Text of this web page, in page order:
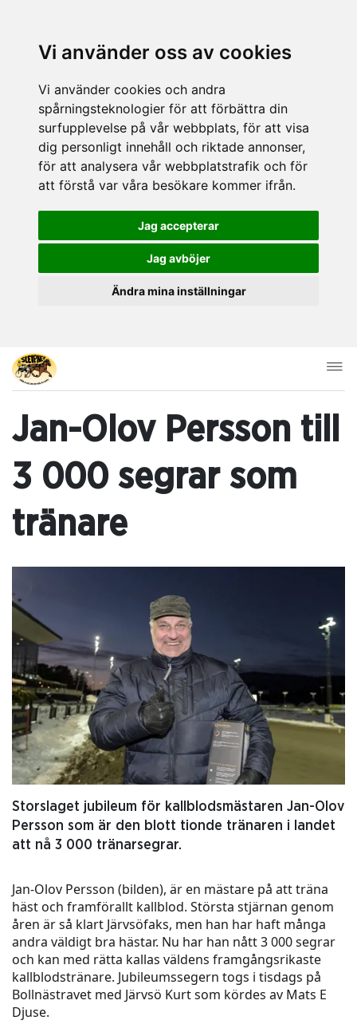
Vi använder oss av cookies
Vi använder cookies och andra
spårningsteknologier för att förbättra din
surfupplevelse på vår webbplats, för att visa
dig personligt innehåll och riktade annonser,
för att analysera vår webbplatstrafik och för
att förstå var våra besökare kommer ifrån.
Jag accepterar
Jag avböjer
Ändra mina inställningar
Jan-Olov Persson till
3 000 segrar som
tränare
Storslaget jubileum för kallblodsmästaren Jan-Olov
Persson som är den blott tionde tränaren i landet
att nå 3 000 tränarsegrar.
Jan-Olov Persson (bilden), är en mästare på att träna
häst och framförallt kallblod. Största stjärnan genom
åren är så klart Järvsöfaks, men han har haft många
andra väldigt bra hästar. Nu har han nått 3 000 segrar
och kan med rätta kallas väldens framgångsrikaste
kallblodstränare. Jubileumssegern togs i tisdags på
Bollnästravet med Järvsö Kurt som kördes av Mats E
Djuse.